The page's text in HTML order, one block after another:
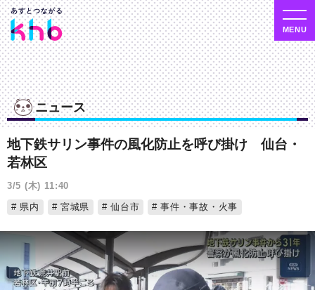
ニュース
地下鉄サリン事件の風化防止を呼び掛け 仙台・
若林区
3/5 (木) 11:40
県内
宮城県 仙台市 事件・事故・火事